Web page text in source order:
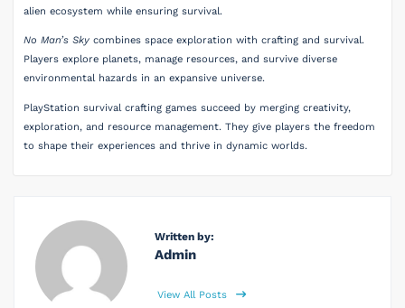
alien ecosystem while ensuring survival.
No Man’s Sky combines space exploration with crafting and survival.
Players explore planets, manage resources, and survive diverse
environmental hazards in an expansive universe.
PlayStation survival crafting games succeed by merging creativity,
exploration, and resource management. They give players the freedom
to shape their experiences and thrive in dynamic worlds.
Written by:
Admin
View All Posts